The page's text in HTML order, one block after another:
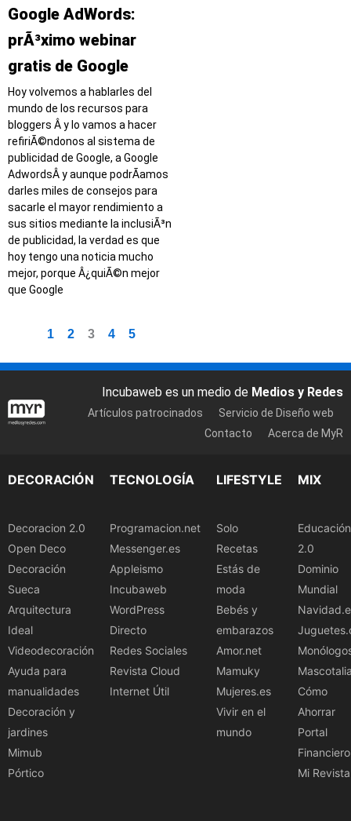
Google AdWords:
prÃ³ximo webinar
gratis de Google
Hoy volvemos a hablarles del
mundo de los recursos para
bloggers Â y lo vamos a hacer
refiriÃ©ndonos al sistema de
publicidad de Google, a Google
AdwordsÂ y aunque podrÃ­amos
darles miles de consejos para
sacarle el mayor rendimiento a
sus sitios mediante la inclusiÃ³n
de publicidad, la verdad es que
hoy tengo una noticia mucho
mejor, porque Â¿quiÃ©n mejor
que Google
1 2 3 4 5
Incubaweb es un medio de Medios y Redes
Artículos patrocinados
Servicio de Diseño web
Contacto
Acerca de MyR
DECORACIÓN
Decoracion 2.0
Open Deco
Decoración
Sueca
Arquitectura
Ideal
Videodecoración
Ayuda para
manualidades
Decoración y
jardines
Mimub
Pórtico
TECNOLOGÍA
Programacion.net
Messenger.es
Appleismo
Incubaweb
WordPress
Directo
Redes Sociales
Revista Cloud
Internet Útil
LIFESTYLE
Solo
Recetas
Estás de
moda
Bebés y
embarazos
Amor.net
Mamuky
Mujeres.es
Vivir en el
mundo
MIX
Educación
2.0
Dominio
Mundial
Cómo
Ahorrar
Portal
Financiero
Mi Revista